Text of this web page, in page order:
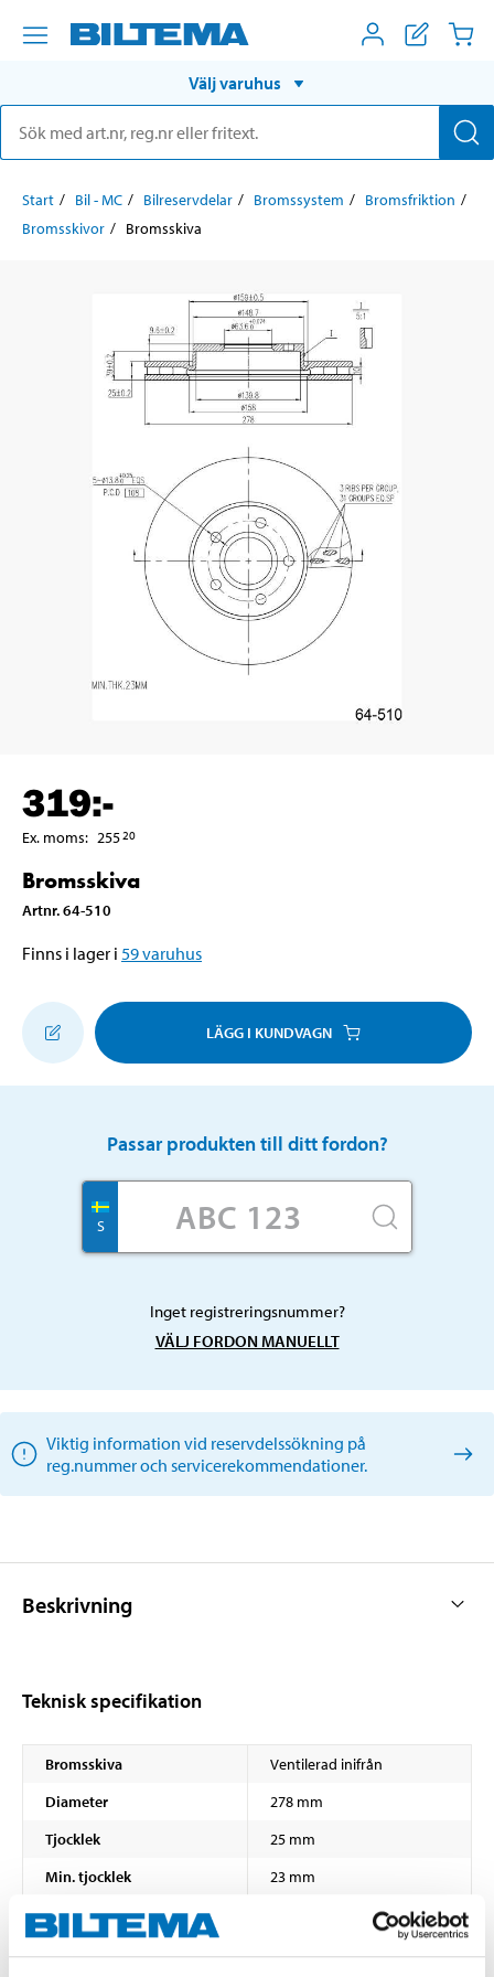
Välj varuhus
Start Bil - MC Bilreservdelar Bromssystem
Bromsfriktion
Bromsskivor
Bromsskiva
319:-
Ex. moms: 25520
Bromsskiva
Artnr.64-510
Finns i lager i 59varuhus
LÄGG I KUNDVAGN
Passar produkten till ditt fordon?
S
Inget registreringsnummer?
VÄLJ FORDON MANUELLT
Viktig information vid reservdelssökning på
reg.nummer och servicerekommendationer.
Beskrivning
Teknisk specifikation
Bromsskiva
Ventilerad inifrån
Diameter
278 mm
Tjocklek
25 mm
Min. tjocklek
23 mm
Höjd